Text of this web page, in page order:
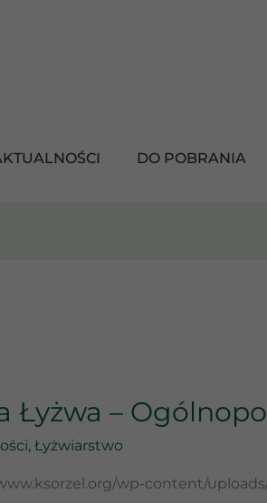
DO POBRANIA
Łyżwa –
, Łyżwiarstwo
wp-content/